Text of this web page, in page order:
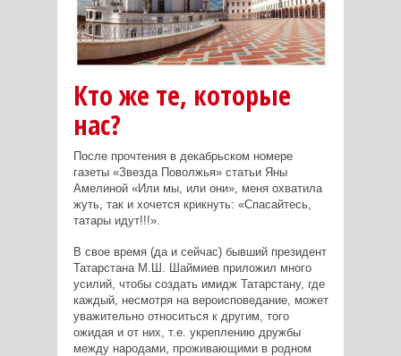
Кто же те, которые
нас?
После прочтения в декабрьском номере
газеты «Звезда Поволжья» статьи Яны
Амелиной «Или мы, или они», меня охватила
жуть, так и хочется крикнуть: «Спасайтесь,
татары идут!!!».
В свое время (да и сейчас) бывший президент
Татарстана М.Ш. Шаймиев приложил много
усилий, чтобы создать имидж Татарстану, где
каждый, несмотря на вероисповедание, может
уважительно относиться к другим, того
ожидая и от них, т.е. укреплению дружбы
между народами, проживающими в родном